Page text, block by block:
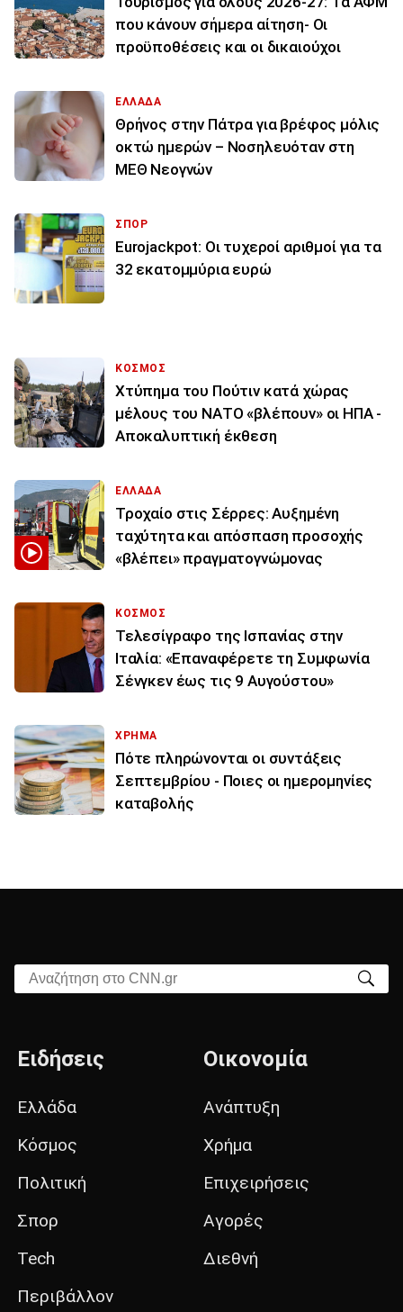
που κάνουν σήμερα αίτηση- Οι
προϋποθέσεις και οι δικαιούχοι
ΕΛΛΑΔΑ
Θρήνος στην Πάτρα για βρέφος μόλις
οκτώ ημερών – Νοσηλευόταν στη
ΜΕΘ Νεογνών
ΣΠΟΡ
Eurojackpot: Οι τυχεροί αριθμοί για τα
32 εκατoμμύρια ευρώ
ΚΟΣΜΟΣ
Χτύπημα του Πούτιν κατά χώρας
μέλους του ΝΑΤΟ «βλέπουν» οι ΗΠΑ -
Αποκαλυπτική έκθεση
ΕΛΛΑΔΑ
Τροχαίο στις Σέρρες: Αυξημένη
ταχύτητα και απόσπαση προσοχής
«βλέπει» πραγματογνώμονας
ΚΟΣΜΟΣ
Τελεσίγραφο της Ισπανίας στην
Ιταλία: «Επαναφέρετε τη Συμφωνία
Σένγκεν έως τις 9 Αυγούστου»
ΧΡΗΜΑ
Πότε πληρώνονται οι συντάξεις
Σεπτεμβρίου - Ποιες οι ημερομηνίες
καταβολής
Αναζήτηση στο CNN.gr
Ειδήσεις
Ελλάδα
Κόσμος
Πολιτική
Σπορ
Tech
Περιβάλλον
Οικονομία
Ανάπτυξη
Χρήμα
Επιχειρήσεις
Αγορές
Διεθνή